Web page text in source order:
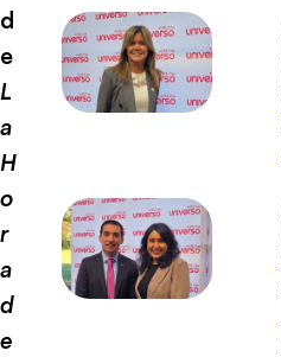
d
e
L
a
H
o
r
a
d
e